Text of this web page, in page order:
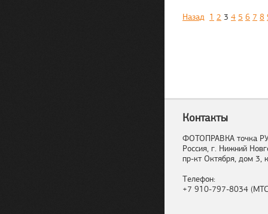
Назад 1 2 3 4 5 6 7 8
Контакты
ФОТОПРАВКА точка
Россия, г. Нижний
пр-кт Октября, дом 3,
Телефон:
+7 910-797-8034